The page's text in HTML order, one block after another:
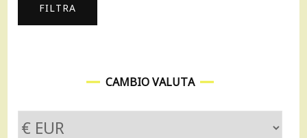
FILTRA
CAMBIO VALUTA